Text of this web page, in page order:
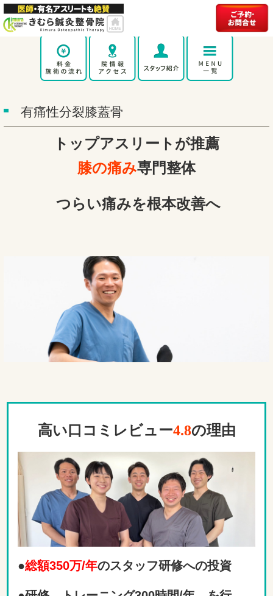
有痛性分裂膝蓋骨
トップアスリートが推薦
膝の痛み専門整体
つらい痛みを根本改善へ
高い口コミレビュー4.8の理由
●総額350万/年のスタッフ研修への投資